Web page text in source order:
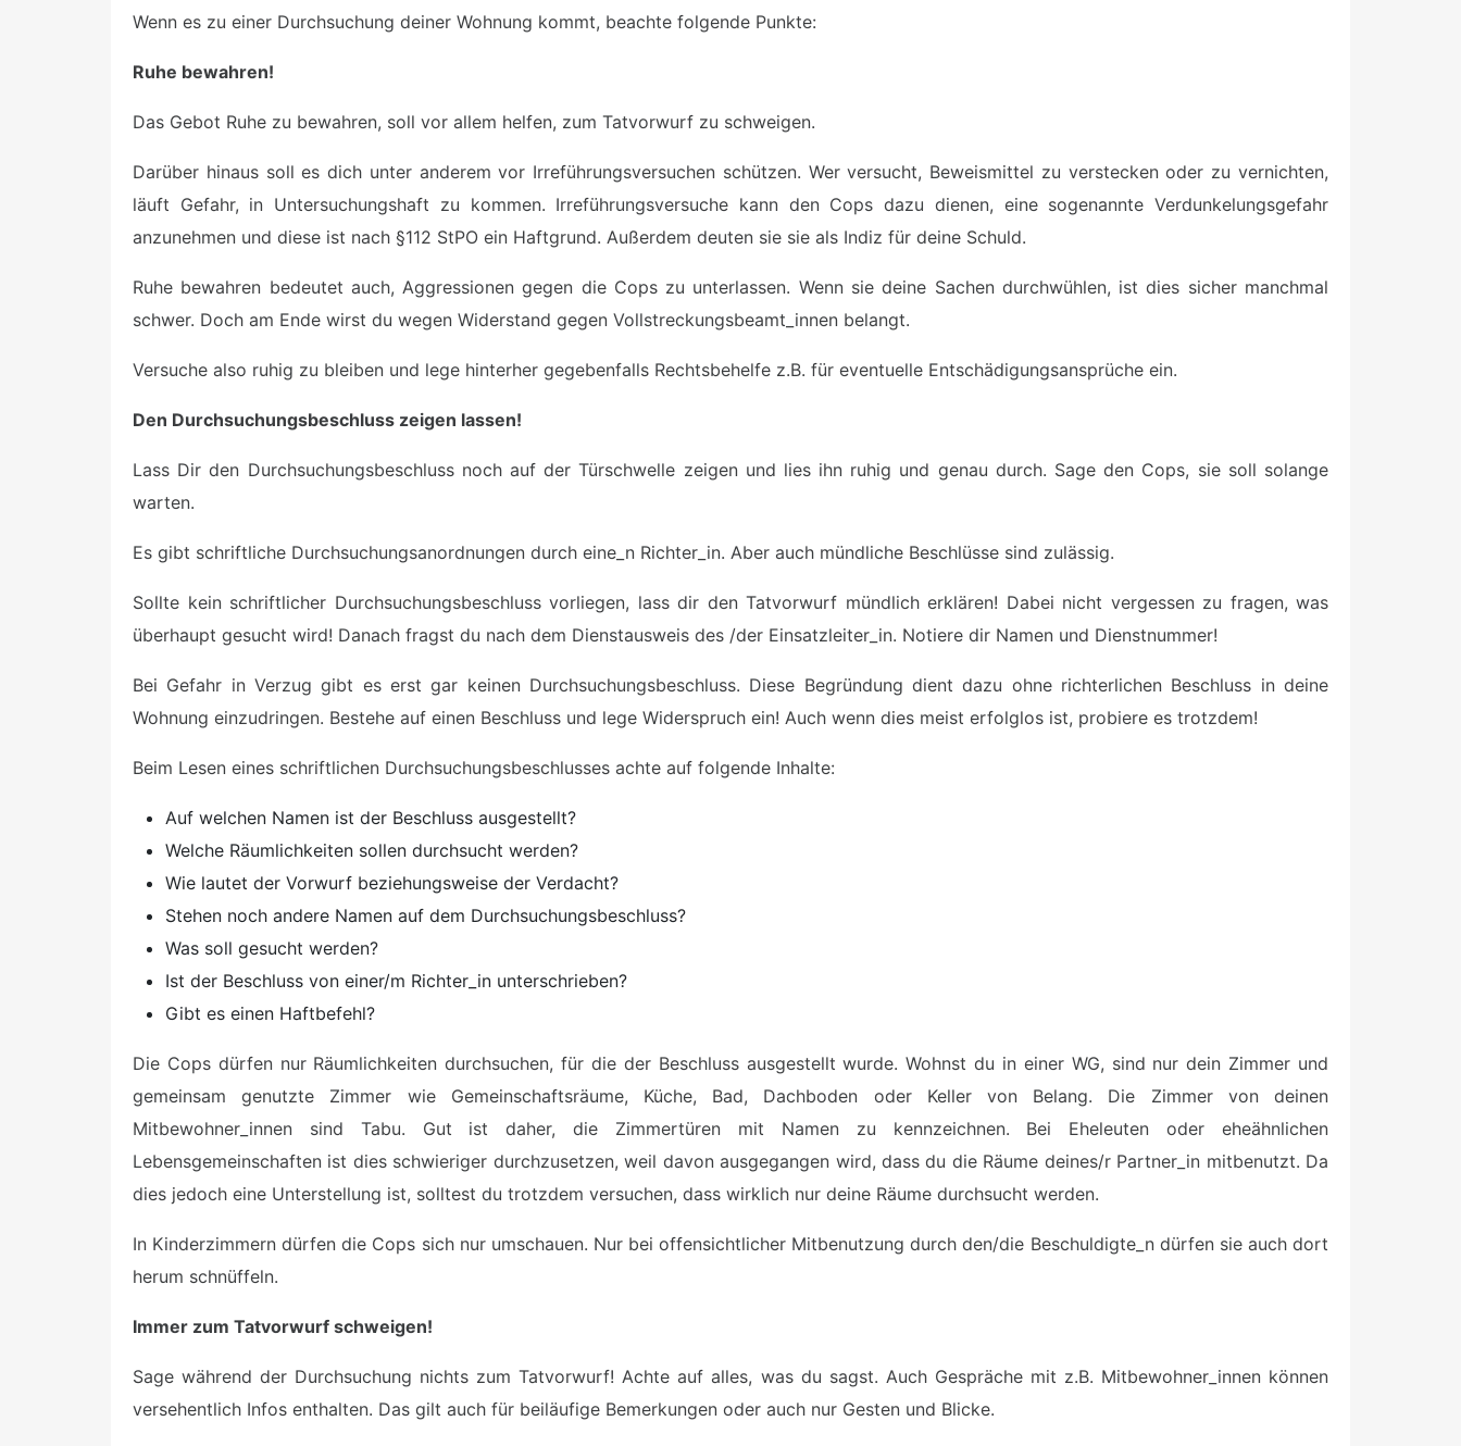
Wenn es zu einer Durchsuchung deiner Wohnung kommt, beachte folgende Punkte:
Ruhe bewahren!
Das Gebot Ruhe zu bewahren, soll vor allem helfen, zum Tatvorwurf zu schweigen.
Darüber hinaus soll es dich unter anderem vor Irreführungsversuchen schützen. Wer versucht, Beweismittel zu verstecken oder zu vernichten,
läuft Gefahr, in Untersuchungshaft zu kommen. Irreführungsversuche kann den Cops dazu dienen, eine sogenannte Verdunkelungsgefahr
anzunehmen und diese ist nach §112 StPO ein Haftgrund. Außerdem deuten sie sie als Indiz für deine Schuld.
Ruhe bewahren bedeutet auch, Aggressionen gegen die Cops zu unterlassen. Wenn sie deine Sachen durchwühlen, ist dies sicher manchmal
schwer. Doch am Ende wirst du wegen Widerstand gegen Vollstreckungsbeamt_innen belangt.
Versuche also ruhig zu bleiben und lege hinterher gegebenfalls Rechtsbehelfe z.B. für eventuelle Entschädigungsansprüche ein.
Den Durchsuchungsbeschluss zeigen lassen!
Lass Dir den Durchsuchungsbeschluss noch auf der Türschwelle zeigen und lies ihn ruhig und genau durch. Sage den Cops, sie soll solange
warten.
Es gibt schriftliche Durchsuchungsanordnungen durch eine_n Richter_in. Aber auch mündliche Beschlüsse sind zulässig.
Sollte kein schriftlicher Durchsuchungsbeschluss vorliegen, lass dir den Tatvorwurf mündlich erklären! Dabei nicht vergessen zu fragen, was
überhaupt gesucht wird! Danach fragst du nach dem Dienstausweis des /der Einsatzleiter_in. Notiere dir Namen und Dienstnummer!
Bei Gefahr in Verzug gibt es erst gar keinen Durchsuchungsbeschluss. Diese Begründung dient dazu ohne richterlichen Beschluss in deine
Wohnung einzudringen. Bestehe auf einen Beschluss und lege Widerspruch ein! Auch wenn dies meist erfolglos ist, probiere es trotzdem!
Beim Lesen eines schriftlichen Durchsuchungsbeschlusses achte auf folgende Inhalte:
Auf welchen Namen ist der Beschluss ausgestellt?
Welche Räumlichkeiten sollen durchsucht werden?
Wie lautet der Vorwurf beziehungsweise der Verdacht?
Stehen noch andere Namen auf dem Durchsuchungsbeschluss?
Was soll gesucht werden?
Ist der Beschluss von einer/m Richter_in unterschrieben?
Gibt es einen Haftbefehl?
Die Cops dürfen nur Räumlichkeiten durchsuchen, für die der Beschluss ausgestellt wurde. Wohnst du in einer WG, sind nur dein Zimmer und
gemeinsam genutzte Zimmer wie Gemeinschaftsräume, Küche, Bad, Dachboden oder Keller von Belang. Die Zimmer von deinen
Mitbewohner_innen sind Tabu. Gut ist daher, die Zimmertüren mit Namen zu kennzeichnen. Bei Eheleuten oder eheähnlichen
Lebensgemeinschaften ist dies schwieriger durchzusetzen, weil davon ausgegangen wird, dass du die Räume deines/r Partner_in mitbenutzt. Da
dies jedoch eine Unterstellung ist, solltest du trotzdem versuchen, dass wirklich nur deine Räume durchsucht werden.
In Kinderzimmern dürfen die Cops sich nur umschauen. Nur bei offensichtlicher Mitbenutzung durch den/die Beschuldigte_n dürfen sie auch dort
herum schnüffeln.
Immer zum Tatvorwurf schweigen!
Sage während der Durchsuchung nichts zum Tatvorwurf! Achte auf alles, was du sagst. Auch Gespräche mit z.B. Mitbewohner_innen können
versehentlich Infos enthalten. Das gilt auch für beiläufige Bemerkungen oder auch nur Gesten und Blicke.